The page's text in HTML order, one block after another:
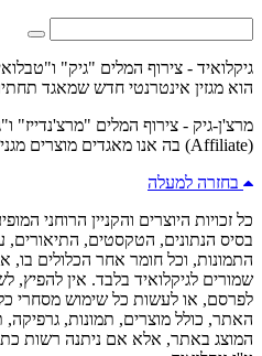
גיקלואיד - צירוף המלים "גיק"
הוא מגזין אינטרנטי חדש שמאגד
מרצ'ן-גיק - צירוף המלים "מרצ'נדייז"
(Affiliate) בה אנו מאגדים מוצרים מגניבים מרחבי הרשת.
בחזרה למעלה
כל זכויות היוצרים והקניין הרוחני
בסיס הנתונים, הטקסטים, התיאורים,
התמונות, וכל חומר אחר הכלולים
שמורים לגיקלואיד בלבד. אין
לפרסם, או לעשות כל שימוש מסחרי
האתר, כולל מוצרים, תמונות, גרפיקה,
המוצג באתר, אלא אם ניתנה רשות